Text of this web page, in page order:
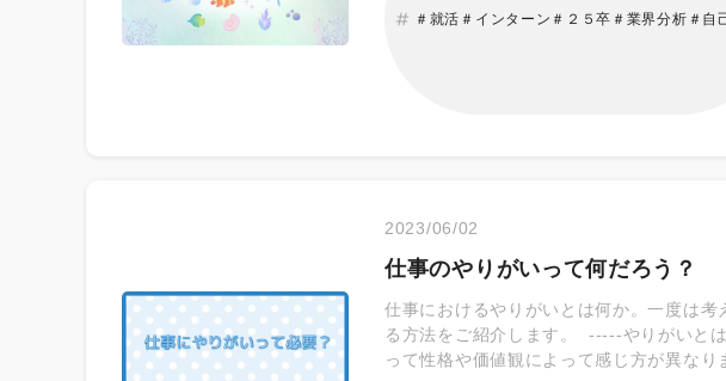
のアピール材料になる ◎情報交換ができ
＃就活＃インターン＃２５卒＃業界分析＃自
2023/06/02
仕事のやりがいって何だろう？
仕事におけるやりがいとは何か。一度は
る方法をご紹介します。 -----やりがいと
って性格や価値観によって感じ方が異な